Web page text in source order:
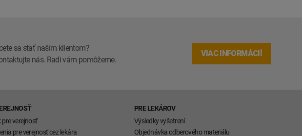
sa stať naším klientom?
nás. Radi vám pomôžeme.
VIAC INFORMÁCIÍ
pre verejnosť
pre verejnosť cez lekára
PRE LEKÁROV
Výsledky vyšetrení
Objednávka odberového materiálu